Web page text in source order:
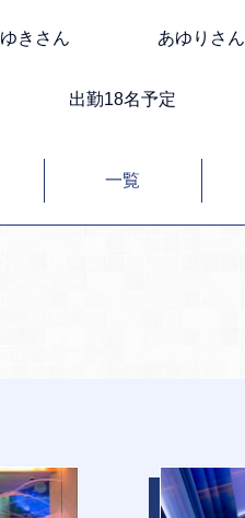
ゆきさん あゆりさん
出勤18名予定
一覧